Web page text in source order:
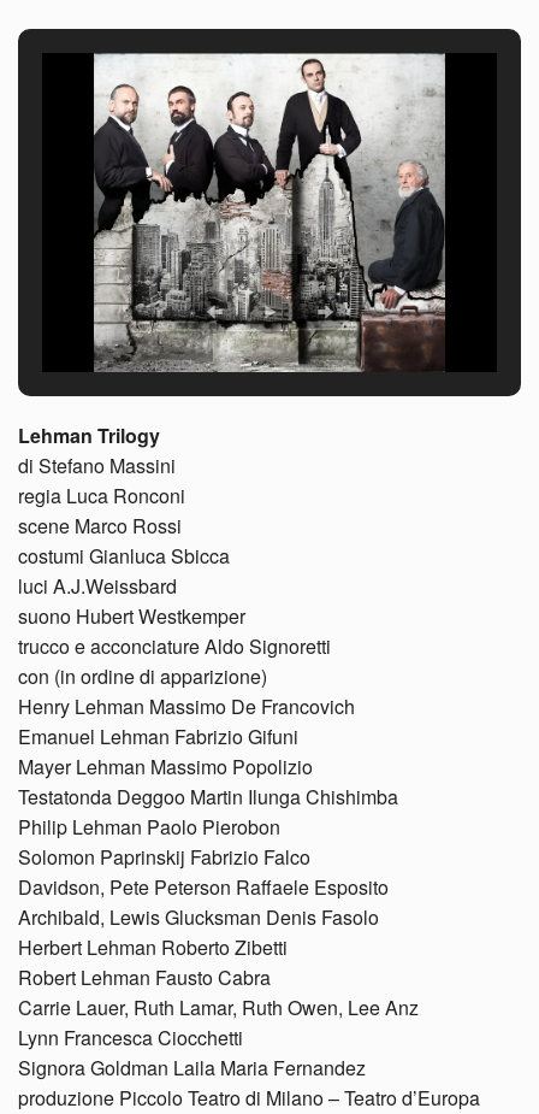
Lehman Trilogy
di Stefano Massini
regia Luca Ronconi
scene Marco Rossi
costumi Gianluca Sbicca
luci A.J.Weissbard
suono Hubert Westkemper
trucco e acconciature Aldo Signoretti
con (in ordine di apparizione)
Henry Lehman Massimo De Francovich
Emanuel Lehman Fabrizio Gifuni
Mayer Lehman Massimo Popolizio
Testatonda Deggoo Martin Ilunga Chishimba
Philip Lehman Paolo Pierobon
Solomon Paprinskij Fabrizio Falco
Davidson, Pete Peterson Raffaele Esposito
Archibald, Lewis Glucksman Denis Fasolo
Herbert Lehman Roberto Zibetti
Robert Lehman Fausto Cabra
Carrie Lauer, Ruth Lamar, Ruth Owen, Lee Anz
Lynn Francesca Ciocchetti
Signora Goldman Laila Maria Fernandez
​produzione Piccolo Teatro di Milano – Teatro d’Europa